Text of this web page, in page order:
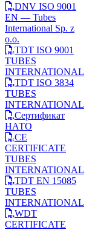
DNV ISO 9001
EN — Tubes
International Sp. z
o.o.
TDT ISO 9001
TUBES
INTERNATIONAL
TDT ISO 3834
TUBES
INTERNATIONAL
Сертификат
НАТО
CE
CERTIFICATE
TUBES
INTERNATIONAL
TDT EN 15085
TUBES
INTERNATIONAL
WDT
CERTIFICATE